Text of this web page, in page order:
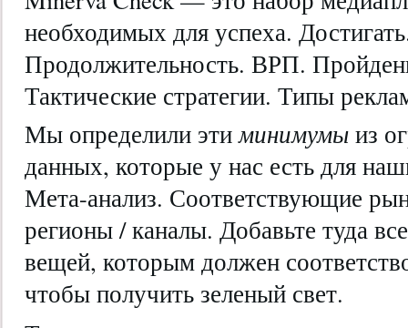
необходимых для успеха.
Продолжительность. ВРП.
Тактические стратегии. Типы
Мы определили этиминимумы из
данных, которые у нас есть для
Мета-анализ. Соответствующие
регионы / каналы. Добавьте туда
вещей, которым должен
чтобы получить зеленый свет.